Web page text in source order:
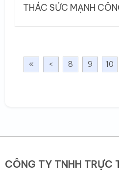
THÁC SỨC MẠNH
« < 8 9 10
CÔNG TY TNHH TRỰC